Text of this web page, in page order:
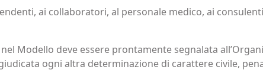
ai collaboratori, al personale medico, ai
Modello deve essere prontamente segnalata
ogni altra determinazione di carattere civile,